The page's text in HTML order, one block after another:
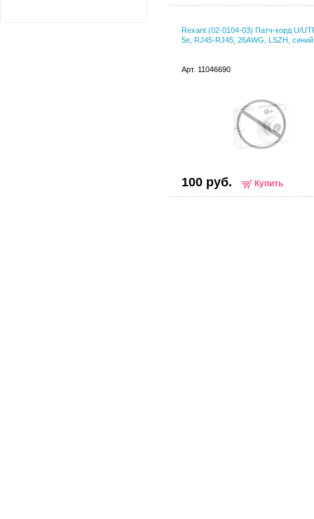
Rexant (02-0104-03) Патч-корд U/
5e, RJ45-RJ45, 26AWG, LSZH,
Арт. 11046690
100 руб. Купить